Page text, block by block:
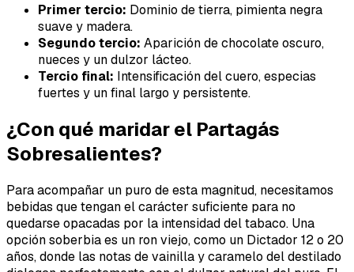
Primer tercio: Dominio de tierra, pimienta negra
suave y madera.
Segundo tercio: Aparición de chocolate oscuro,
nueces y un dulzor lácteo.
Tercio final: Intensificación del cuero, especias
fuertes y un final largo y persistente.
¿Con qué maridar el Partagás
Sobresalientes?
Para acompañar un puro de esta magnitud, necesitamos
bebidas que tengan el carácter suficiente para no
quedarse opacadas por la intensidad del tabaco. Una
opción soberbia es un ron viejo, como un Dictador 12 o 20
años, donde las notas de vainilla y caramelo del destilado